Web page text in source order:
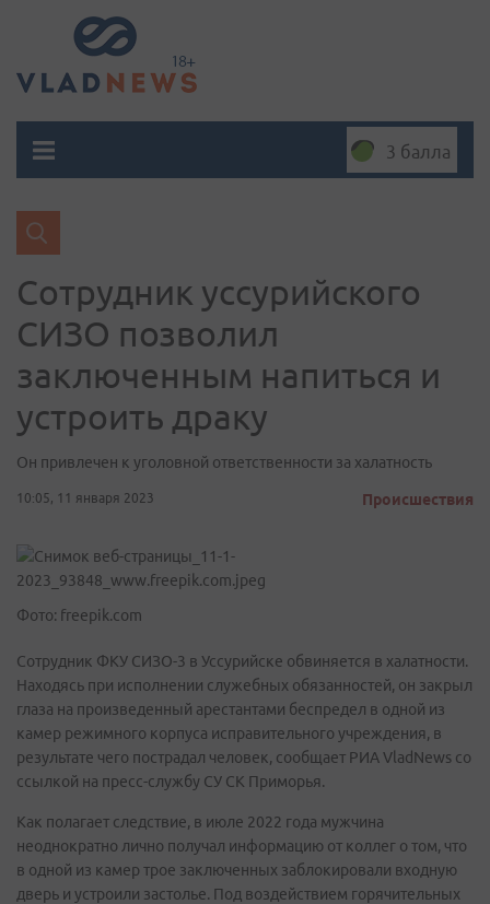
3 балла
Сотрудник уссурийского
СИЗО позволил
заключенным напиться и
устроить драку
Он привлечен к уголовной ответственности за халатность
10:05, 11 января 2023 Происшествия
Фото: freepik.com
Сотрудник ФКУ СИЗО-3 в Уссурийске обвиняется в халатности.
Находясь при исполнении служебных обязанностей, он закрыл
глаза на произведенный арестантами беспредел в одной из
камер режимного корпуса исправительного учреждения, в
результате чего пострадал человек, сообщает РИА VladNews со
ссылкой на пресс-службу СУ СК Приморья.
Как полагает следствие, в июле 2022 года мужчина
неоднократно лично получал информацию от коллег о том, что
в одной из камер трое заключенных заблокировали входную
дверь и устроили застолье. Под воздействием горячительных